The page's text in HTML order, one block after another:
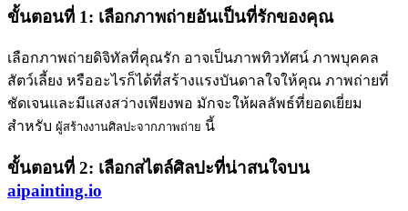
ขั้นตอนที่ 1: เลือกภาพถ่ายอันเป็นที่รักของคุณ
เลือกภาพถ่ายดิจิทัลที่คุณรัก อาจเป็นภาพทิวทัศน์ ภาพบุคคล
สัตว์เลี้ยง หรืออะไรก็ได้ที่สร้างแรงบันดาลใจให้คุณ ภาพถ่ายที่
ชัดเจนและมีแสงสว่างเพียงพอ มักจะให้ผลลัพธ์ที่ยอดเยี่ยม
สำหรับ ผู้สร้างงานศิลปะจากภาพถ่าย นี้
ขั้นตอนที่ 2: เลือกสไตล์ศิลปะที่น่าสนใจบน
aipainting.io